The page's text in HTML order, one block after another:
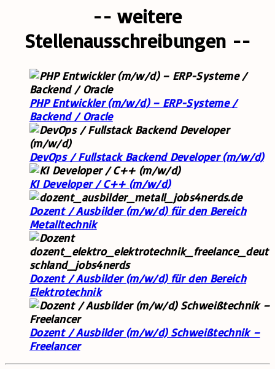
-- weitere
Stellenausschreibungen --
PHP Entwickler (m/w/d) – ERP-Systeme /
Backend / Oracle
DevOps / Fullstack Backend Developer (m/w/d)
KI Developer / C++ (m/w/d)
Dozent / Ausbilder (m/w/d) für den Bereich
Metalltechnik
Dozent / Ausbilder (m/w/d) für den Bereich
Elektrotechnik
Dozent / Ausbilder (m/w/d) Schweißtechnik –
Freelancer